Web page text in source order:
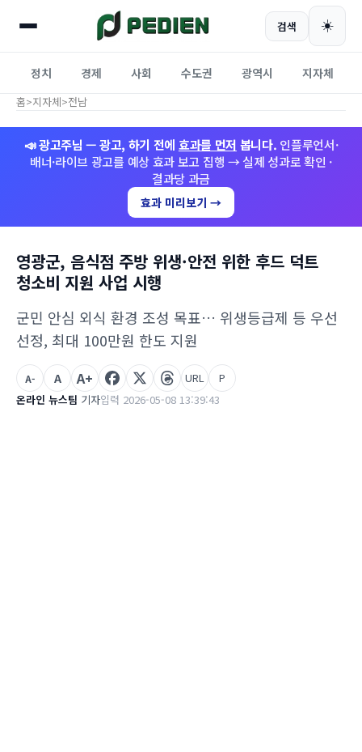
검색 ☀️
정치 경제 사회 수도권 광역시 지자체
홈>지자체>전남
📣 광고주님 — 광고, 하기 전에 효과를 먼저 봅니다. 인플루언서·
배너·라이브 광고를 예상 효과 보고 집행 → 실제 성과로 확인 ·
결과당 과금
효과 미리보기 →
영광군, 음식점 주방 위생·안전 위한 후드 덕트
청소비 지원 사업 시행
군민 안심 외식 환경 조성 목표… 위생등급제 등 우선
선정, 최대 100만원 한도 지원
온라인 뉴스팀 기자입력 2026-05-08 13:39:43
A- A A+ URL P